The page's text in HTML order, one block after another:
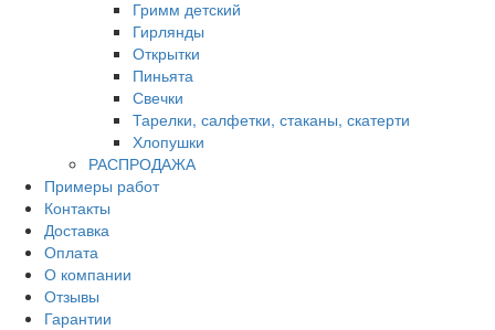
Гримм детский
Гирлянды
Открытки
Пиньята
Свечки
Тарелки, салфетки, стаканы, скатерти
Хлопушки
РАСПРОДАЖА
Примеры работ
Контакты
Доставка
Оплата
О компании
Отзывы
Гарантии